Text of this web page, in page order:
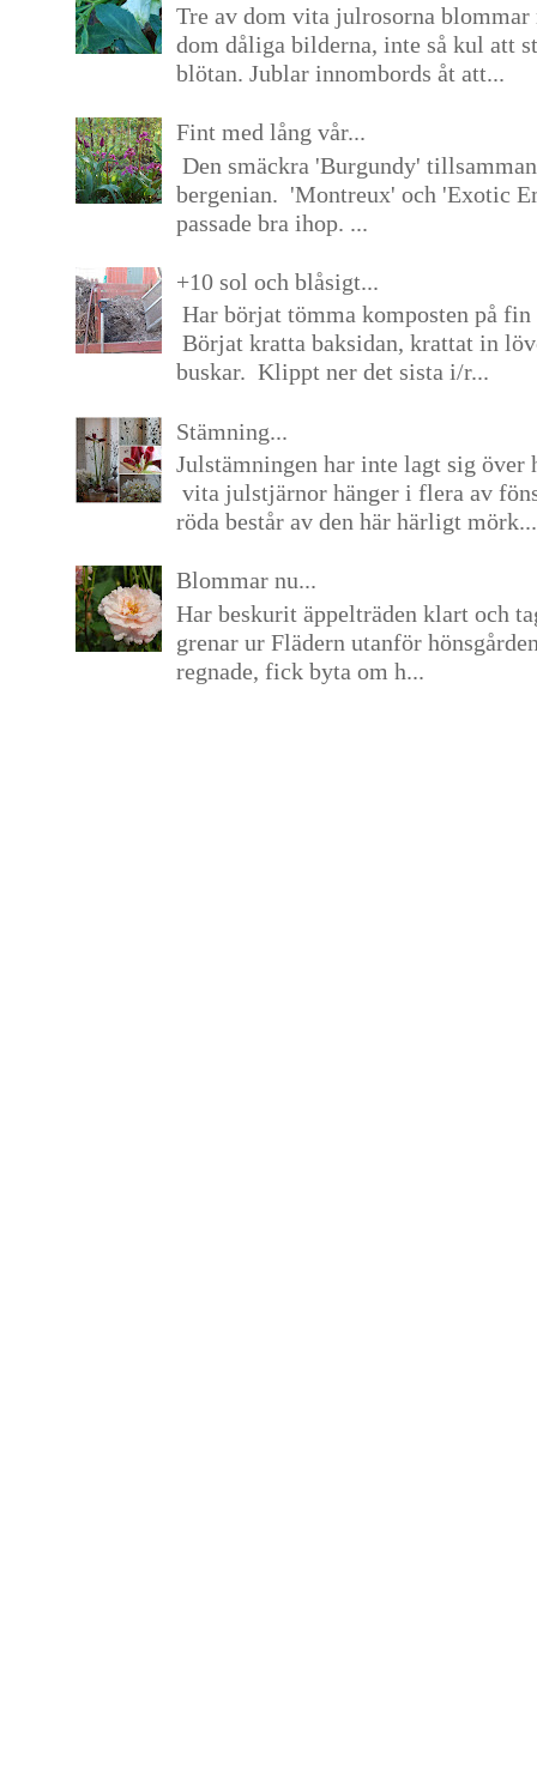
Tre av dom vita julrosorna blommar
dom dåliga bilderna, inte så kul att
blötan. Jublar innombords åt att...
Fint med lång vår...
Den smäckra 'Burgundy'
bergenian. 'Montreux' och 'Exotic
passade bra ihop. ...
+10 sol och blåsigt...
Har börjat tömma komposten på
Börjat kratta baksidan, krattat in
buskar. Klippt ner det sista i/r...
Stämning...
Julstämningen har inte lagt sig över
vita julstjärnor hänger i flera av
röda består av den här härligt mörk...
Blommar nu...
Har beskurit äppelträden klart och
grenar ur Flädern utanför
regnade, fick byta om h...